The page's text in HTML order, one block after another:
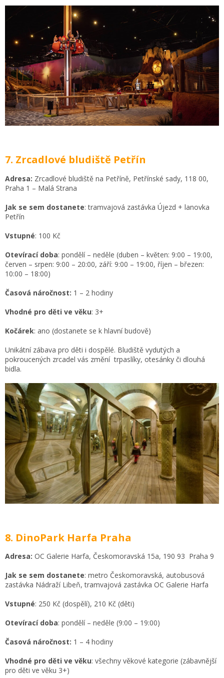
7. Zrcadlové bludiště Petřín
Adresa: Zrcadlové bludiště na Petříně, Petřínské sady, 118 00,
Praha 1 – Malá Strana
Jak se sem dostanete: tramvajová zastávka Újezd + lanovka
Petřín
Vstupné: 100 Kč
Otevírací doba: pondělí – neděle (duben – květen: 9:00 – 19:00,
červen – srpen: 9:00 – 20:00, září: 9:00 – 19:00, říjen – březen:
10:00 – 18:00)
Časová náročnost: 1 – 2 hodiny
Vhodné pro děti ve věku: 3+
Kočárek: ano (dostanete se k hlavní budově)
Unikátní zábava pro děti i dospělé. Bludiště vydutých a
pokroucených zrcadel vás změní trpaslíky, otesánky či dlouhá
bidla.
8. DinoPark Harfa Praha
Adresa: OC Galerie Harfa, Českomoravská 15a, 190 93 Praha 9
Jak se sem dostanete: metro Českomoravská, autobusová
zastávka Nádraží Libeň, tramvajová zastávka OC Galerie Harfa
Vstupné: 250 Kč (dospělí), 210 Kč (děti)
Otevírací doba: pondělí – neděle (9:00 – 19:00)
Časová náročnost: 1 – 4 hodiny
Vhodné pro děti ve věku: všechny věkové kategorie (zábavnější
pro děti ve věku 3+)